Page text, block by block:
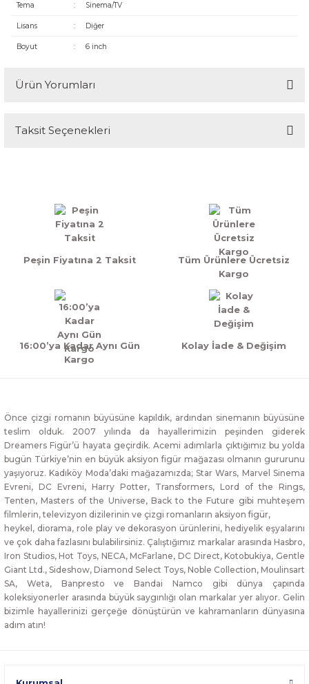
Tema : Sinema/TV
Lisans : Diğer
Boyut : 6 inch
Ürün Yorumları
Bu ürüne ilk yorumu siz yapın!
Taksit Seçenekleri
Peşin Fiyatına 2 Taksit
Tüm Ürünlere Ücretsiz
Kargo
16:00’ya Kadar Aynı Gün
Kargo
Kolay İade & Değişim
Önce çizgi romanın büyüsüne kapıldık, ardından sinemanın büyüsüne
teslim olduk. 2007 yılında da hayallerimizin peşinden giderek
Dreamers Figür’ü hayata geçirdik. Acemi adımlarla çıktığımız bu yolda
bugün Türkiye’nin en büyük aksiyon figür mağazası olmanın gururunu
yaşıyoruz. Kadıköy Moda’daki mağazamızda; Star Wars, Marvel Sinema
Evreni, DC Evreni, Harry Potter, Transformers, Lord of the Rings,
Tenten, Masters of the Universe, Back to the Future gibi muhteşem
filmlerin, televizyon dizilerinin ve çizgi romanların aksiyon figür,
heykel, diorama, role play ve dekorasyon ürünlerini, hediyelik eşyalarını
ve çok daha fazlasını bulabilirsiniz. Çalıştığımız markalar arasında Hasbro,
Iron Studios, Hot Toys, NECA, McFarlane, DC Direct, Kotobukiya, Gentle
Giant Ltd., Sideshow, Diamond Select Toys, Noble Collection, Moulinsart
SA, Weta, Banpresto ve Bandai Namco gibi dünya çapında
koleksiyonerler arasında büyük saygınlığı olan markalar yer alıyor. Gelin
bizimle hayallerinizi gerçeğe dönüştürün ve kahramanların dünyasına
adım atın!